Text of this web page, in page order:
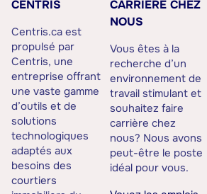
CENTRIS
Centris.ca est
propulsé par
Centris, une
entreprise offrant
une vaste gamme
d’outils et de
solutions
technologiques
adaptés aux
besoins des
courtiers
CARRIÈRE CHEZ
NOUS
Vous êtes à la
recherche d’un
environnement de
travail stimulant et
souhaitez faire
carrière chez
nous? Nous avons
peut-être le poste
idéal pour vous.